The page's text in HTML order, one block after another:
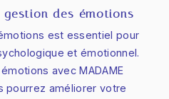
gestion des émotions
est essentiel pour
et émotionnel.
avec MADAME
pourrez améliorer votre